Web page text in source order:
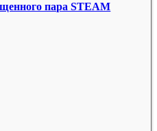
пара STEAM